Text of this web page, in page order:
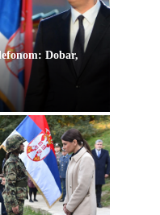
Dobar,